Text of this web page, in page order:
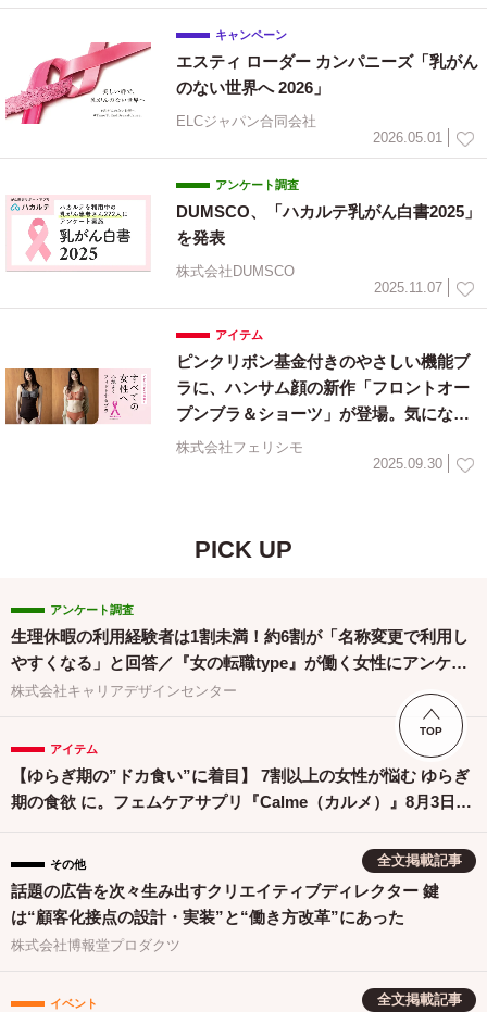
キャンペーン
エスティ ローダー カンパニーズ「乳がん
のない世界へ 2026」
ELCジャパン合同会社
2026.05.01
アンケート調査
DUMSCO、「ハカルテ乳がん白書2025」
を発表
株式会社DUMSCO
2025.11.07
アイテム
ピンクリボン基金付きのやさしい機能ブ
ラに、ハンサム顔の新作「フロントオー
プンブラ＆ショーツ」が登場。気になる
部分に寄り添う多彩なラインナップに
株式会社フェリシモ
2025.09.30
PICK UP
アンケート調査
生理休暇の利用経験者は1割未満！約6割が「名称変更で利用し
やすくなる」と回答／『女の転職type』が働く女性にアンケー
ト【第134回】
株式会社キャリアデザインセンター
アイテム
【ゆらぎ期の”ドカ食い”に着目】 7割以上の女性が悩む ゆらぎ
期の食欲 に。フェムケアサプリ『Calme（カルメ）』8月3日新
全文掲載記事
その他
話題の広告を次々生み出すクリエイティブディレクター 鍵
は“顧客化接点の設計・実装”と“働き方改革”にあった
株式会社博報堂プロダクツ
全文掲載記事
イベント
TOP